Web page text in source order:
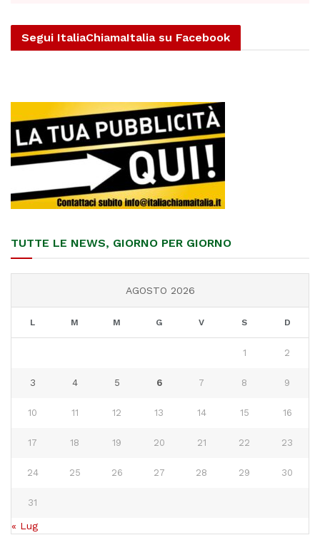
Segui ItaliaChiamaItalia su Facebook
TUTTE LE NEWS, GIORNO PER GIORNO
AGOSTO 2026
L M M G V S D
1 2
3 4 5 6 7 8 9
10 11 12 13 14 15 16
17 18 19 20 21 22 23
24 25 26 27 28 29 30
31
« Lug